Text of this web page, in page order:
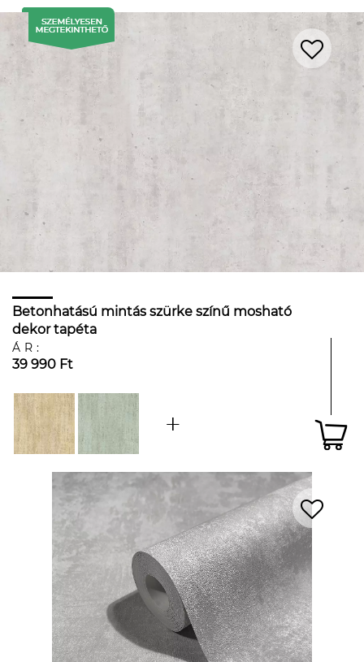
Betonhatású mintás szürke színű mosható
dekor tapéta
ÁR:
39 990 Ft